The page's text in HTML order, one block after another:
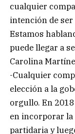
cualquier
intención de ser
Estamos
puede llegar a
Carolina
-Cualquier
elección a la
orgullo. En
en incorporar
partidaria y